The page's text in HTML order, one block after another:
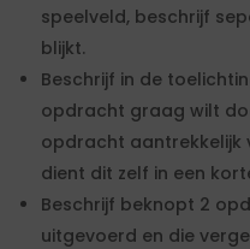
speelveld, beschrijf
blijkt.
Beschrijf in de
opdracht graag wilt
opdracht aantrekkelijk
dient dit zelf in een
Beschrijf beknopt 2
uitgevoerd en die